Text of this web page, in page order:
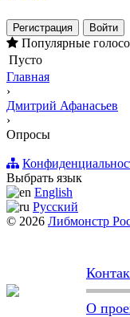
Регистрация Войти
Популярные
Пусто
Главная
›
Дмитрий Афанасьев
›
Опросы
Выбрать язык
English
Русский
© 2026 Либмонстр
О